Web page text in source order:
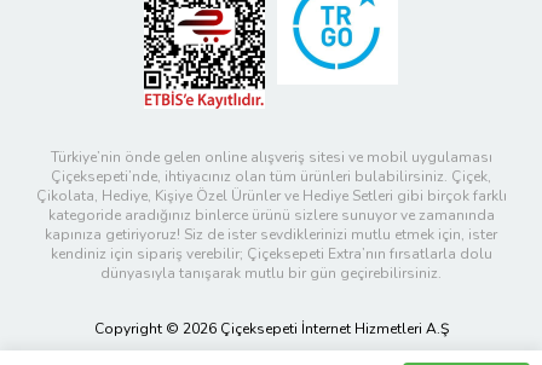
Türkiye’nin önde gelen online alışveriş sitesi ve mobil uygulaması
Çiçeksepeti’nde, ihtiyacınız olan tüm ürünleri bulabilirsiniz. Çiçek,
Çikolata, Hediye, Kişiye Özel Ürünler ve Hediye Setleri gibi birçok farklı
kategoride aradığınız binlerce ürünü sizlere sunuyor ve zamanında
kapınıza getiriyoruz! Siz de ister sevdiklerinizi mutlu etmek için, ister
kendiniz için sipariş verebilir; Çiçeksepeti Extra’nın fırsatlarla dolu
dünyasıyla tanışarak mutlu bir gün geçirebilirsiniz.
Copyright © 2026 Çiçeksepeti İnternet Hizmetleri A.Ş